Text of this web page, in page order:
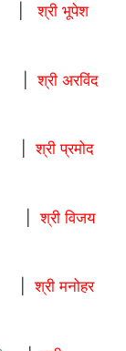
श्री भूपेश
श्री अरविंद
|श्री प्रमोद
श्री विजय
श्री मनोहर